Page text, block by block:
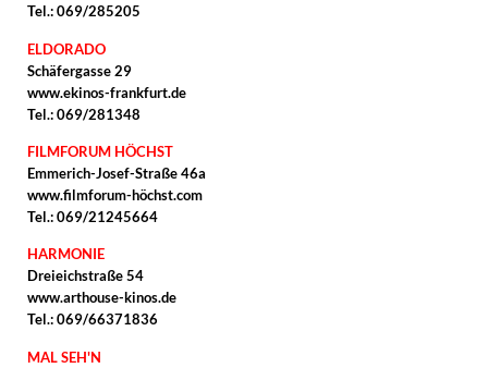
Tel.: 069/285205
ELDORADO
Schäfergasse 29
www.ekinos-frankfurt.de
Tel.: 069/281348
FILMFORUM HÖCHST
Emmerich-Josef-Straße 46a
www.filmforum-höchst.com
Tel.: 069/21245664
HARMONIE
Dreieichstraße 54
www.arthouse-kinos.de
Tel.: 069/66371836
MAL SEH'N